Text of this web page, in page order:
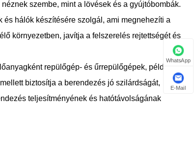
szembe, mint a lövések és a gyújtóbombák.
hálók készítésére szolgál, ami megnehezíti a
környezetben, javítja a felszerelés rejtettségét és
repülőgép- és űrrepülőgépek, például
biztosítja a berendezés jó szilárdságát,
teljesítményének és hatótávolságának
WhatsApp
E-Mail